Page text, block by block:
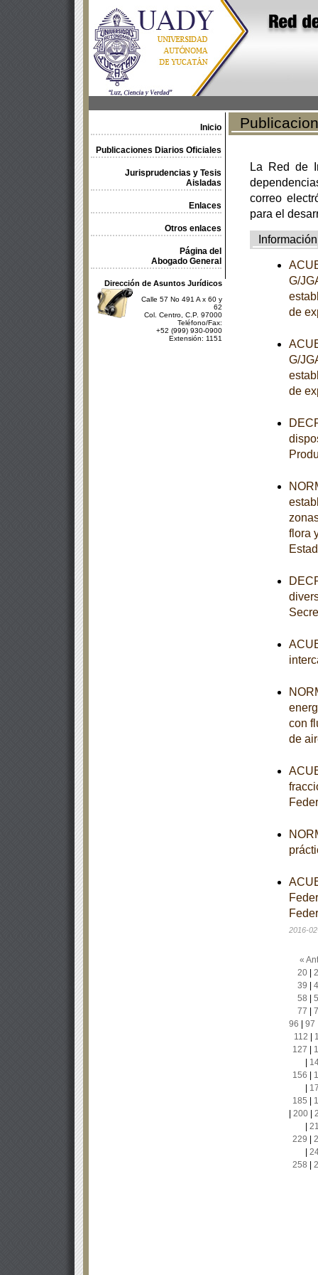
Inicio
Publicaciones Diarios Oficiales
Jurisprudencias y Tesis
Aisladas
Enlaces
Otros enlaces
Página del
Abogado General
Dirección de Asuntos Jurídicos
Calle 57 No 491 A x 60 y
62
Col. Centro, C.P. 97000
Teléfono/Fax:
+52 (999) 930-0900
Extensión: 1151
La Red de
correo
para el
Información
G/
de
G/
de
flora
con
de
2016-
«
20|
39
58
77
96
97
112
127
156
185
200|
229
258